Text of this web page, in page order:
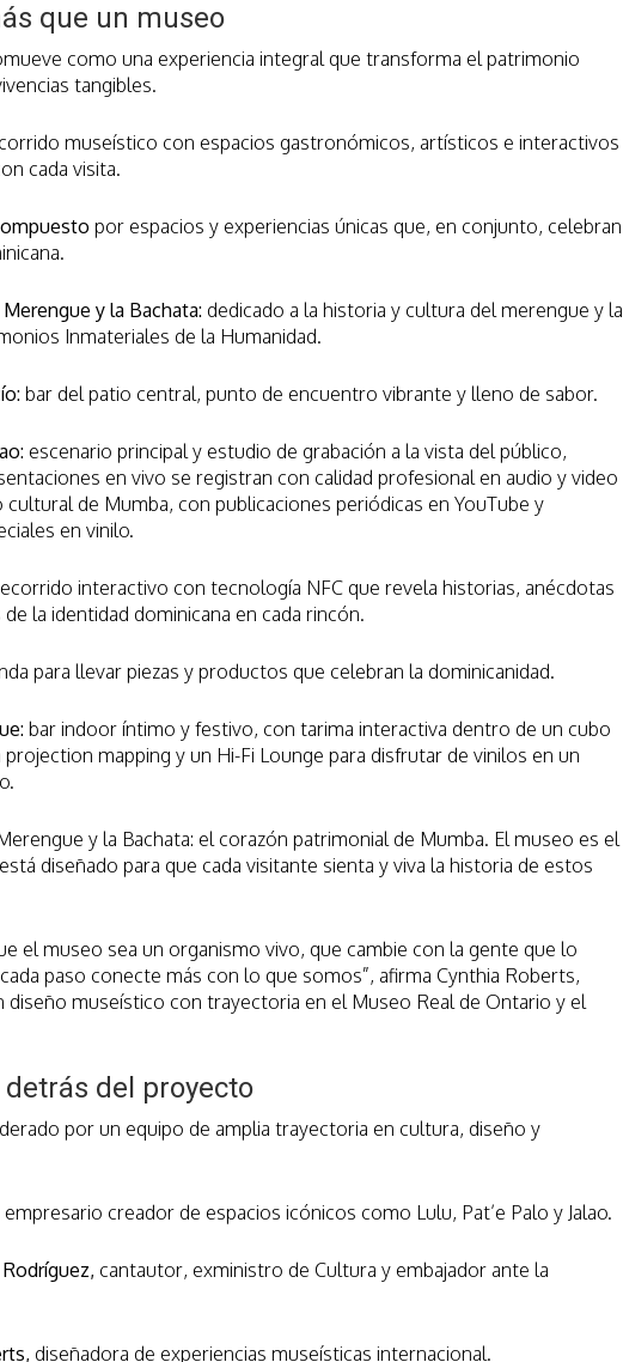
que un museo
como una experiencia integral que transforma el patrimonio
tangibles.
museístico con espacios gastronómicos, artísticos e interactivos
cada visita.
por espacios y experiencias únicas que, en conjunto, celebran
y la Bachata: dedicado a la historia y cultura del merengue y la
Inmateriales de la Humanidad.
bar del patio central, punto de encuentro vibrante y lleno de sabor.
escenario principal y estudio de grabación a la vista del público,
en vivo se registran con calidad profesional en audio y video
cultural de Mumba, con publicaciones periódicas en YouTube y
en vinilo.
interactivo con tecnología NFC que revela historias, anécdotas
la identidad dominicana en cada rincón.
para llevar piezas y productos que celebran la dominicanidad.
bar indoor íntimo y festivo, con tarima interactiva dentro de un cubo
mapping y un Hi-Fi Lounge para disfrutar de vinilos en un
y la Bachata: el corazón patrimonial de Mumba. El museo es el
diseñado para que cada visitante sienta y viva la historia de estos
el museo sea un organismo vivo, que cambie con la gente que lo
paso conecte más con lo que somos”, afirma Cynthia Roberts,
diseño museístico con trayectoria en el Museo Real de Ontario y el
detrás del proyecto
por un equipo de amplia trayectoria en cultura, diseño y
empresario creador de espacios icónicos como Lulu, Pat’e Palo y Jalao.
cantautor, exministro de Cultura y embajador ante la
diseñadora de experiencias museísticas internacional.